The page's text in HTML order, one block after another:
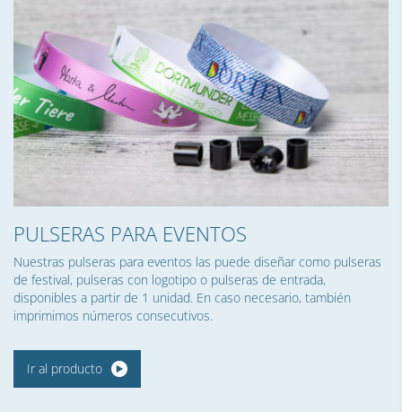
PULSERAS PARA EVENTOS
Nuestras pulseras para eventos las puede diseñar como pulseras
de festival, pulseras con logotipo o pulseras de entrada,
disponibles a partir de 1 unidad. En caso necesario, también
imprimimos números consecutivos.
Ir al producto